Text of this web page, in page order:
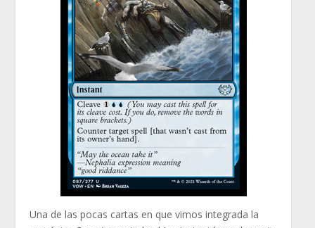
Una de las pocas cartas en que vimos integrada la